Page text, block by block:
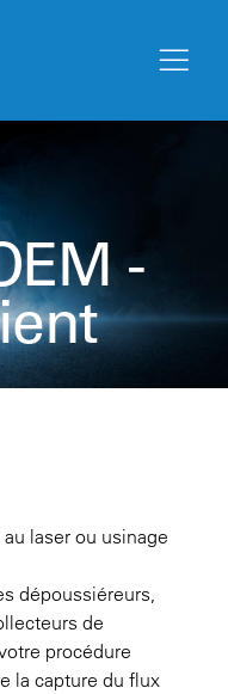
-
laser ou usinage
dépoussiéreurs,
de
procédure
la capture du flux